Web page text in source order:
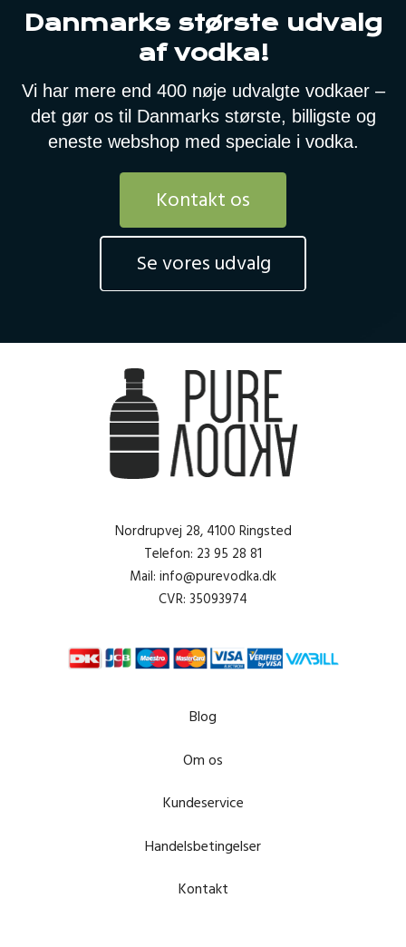
Danmarks største udvalg
af vodka!
Vi har mere end 400 nøje udvalgte vodkaer –
det gør os til Danmarks største, billigste og
eneste webshop med speciale i vodka.
Kontakt os
Se vores udvalg
Nordrupvej 28, 4100 Ringsted
Telefon: 23 95 28 81
Mail: info@purevodka.dk
CVR: 35093974
Blog
Om os
Kundeservice
Handelsbetingelser
Kontakt